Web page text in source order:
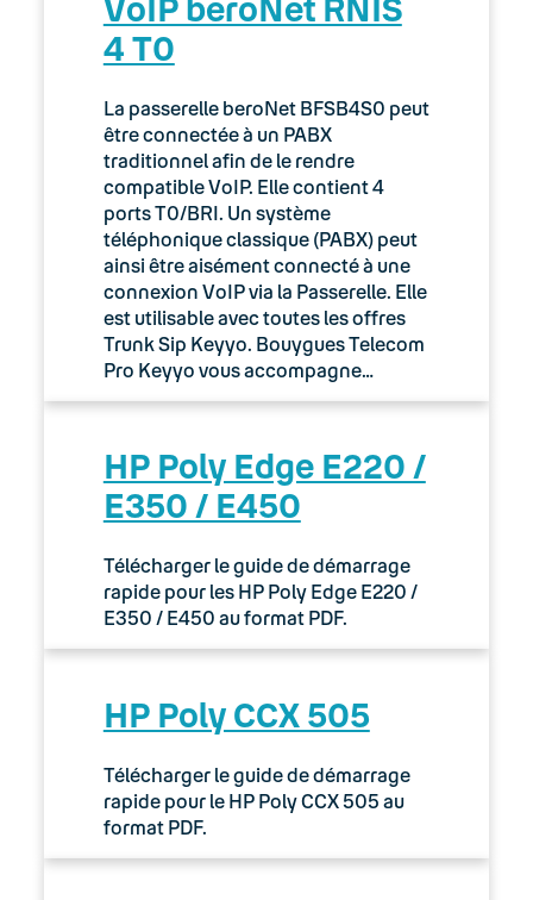
4 T0
La passerelle beroNet BFSB4S0 peut
être connectée à un PABX
traditionnel afin de le rendre
compatible VoIP. Elle contient 4
ports T0/BRI. Un système
téléphonique classique (PABX) peut
ainsi être aisément connecté à une
connexion VoIP via la Passerelle. Elle
est utilisable avec toutes les offres
Trunk Sip Keyyo. Bouygues Telecom
Pro Keyyo vous accompagne…
HP Poly Edge E220 /
E350 / E450
Télécharger le guide de démarrage
rapide pour les HP Poly Edge E220 /
E350 / E450 au format PDF.
HP Poly CCX 505
Télécharger le guide de démarrage
rapide pour le HP Poly CCX 505 au
format PDF.